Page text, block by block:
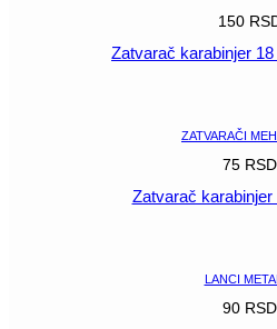
150
Zatvarač karabinjer
ZATVARAČI
75 RSD
Zatvarač
LANCI
90 RSD